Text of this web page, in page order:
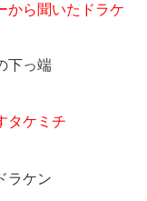
から聞いたドラケ
下っ端
タケミチ
ラケン